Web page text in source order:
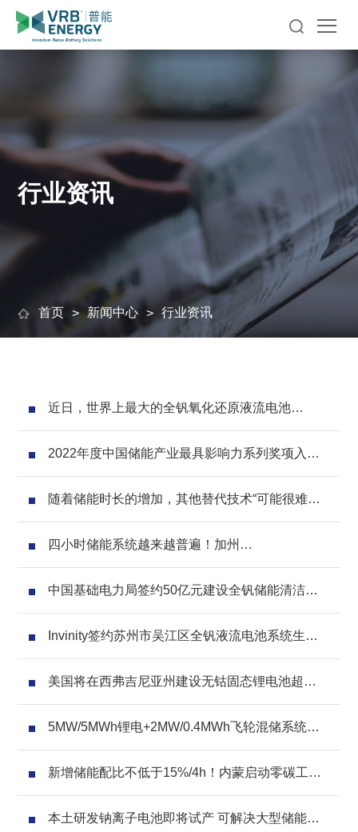
行业资讯
首页 > 新闻中心 > 行业资讯
近日，世界上最大的全钒氧化还原液流电池
(VRFB)储能系统之一在日本北部的北海道岛正式
上线。技术供应商住友电工表示，其安装的
17MW/51MWh VRFB系统用于帮助将当地风能并
入电网，自4月1日起开始运行
2022年度中国储能产业最具影响力系列奖项入围
名单公示
随着储能时长的增加，其他替代技术“可能很难和
锂离子电池”竞争
四小时储能系统越来越普遍！加州
160MW/640MWh电池光储项目投运
中国基础电力局签约50亿元建设全钒储能清洁能
源智慧电网项目
Invinity签约苏州市吴江区全钒液流电池系统生产
制造项目
美国将在西弗吉尼亚州建设无钴固态锂电池超级
工厂 ，生产电网级储能电池
5MW/5MWh锂电+2MW/0.4MWh飞轮混储系统首
次在国内电网调频应用
新增储能配比不低于15%/4h！内蒙启动零碳工业
园、光伏项目申报
本土研发钠离子电池即将试产 可解决大型储能瓶